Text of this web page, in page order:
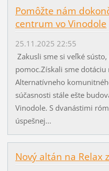
Pomôžte nám
centrum vo Vinodole
25.11.2025 22:55
Zakusli sme si veľké
pomoc.Získali sme
Alternatívneho
súčasnosti stále ešte
Vinodole. S dvanástimi
úspešnej...
Nový altán na Relax